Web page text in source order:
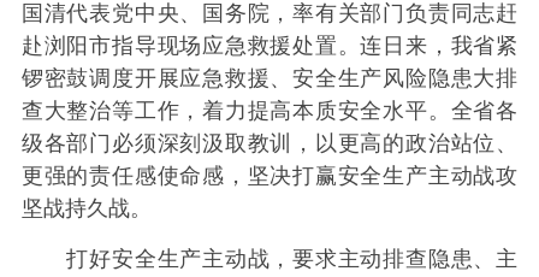
国清代表党中央、国务院，率有关部门负责同志赶
赴浏阳市指导现场应急救援处置。连日来，我省紧
锣密鼓调度开展应急救援、安全生产风险隐患大排
查大整治等工作，着力提高本质安全水平。全省各
级各部门必须深刻汲取教训，以更高的政治站位、
更强的责任感使命感，坚决打赢安全生产主动战攻
坚战持久战。
打好安全生产主动战，要求主动排查隐患、主